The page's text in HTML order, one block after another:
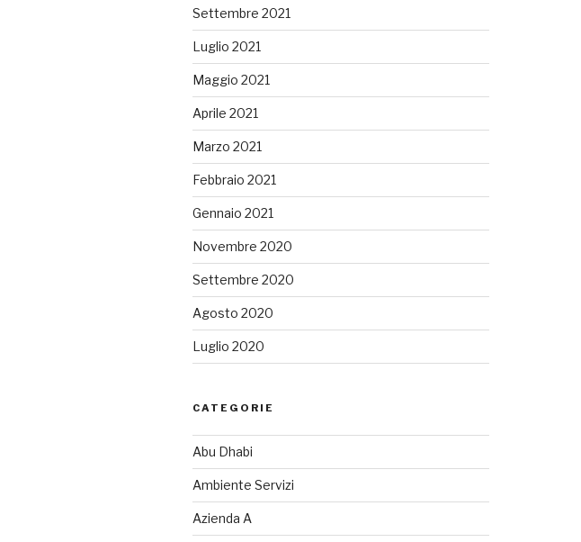
Settembre 2021
Luglio 2021
Maggio 2021
Aprile 2021
Marzo 2021
Febbraio 2021
Gennaio 2021
Novembre 2020
Settembre 2020
Agosto 2020
Luglio 2020
CATEGORIE
Abu Dhabi
Ambiente Servizi
Azienda A